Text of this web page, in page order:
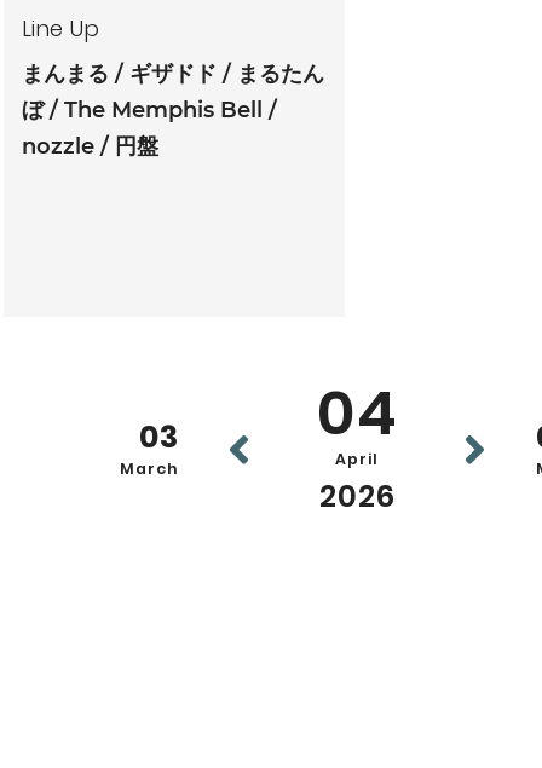
Line Up
まんまる ギザドド
まるたん
ぼ
The Memphis Bell
nozzle
円盤
03
March
04
April
2026